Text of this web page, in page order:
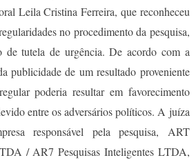
Leila Cristina Ferreira, que reconheceu
no procedimento da pesquisa,
de tutela de urgência. De acordo com a
publicidade de um resultado proveniente
poderia resultar em favorecimento
entre os adversários políticos. A juíza
responsável pela pesquisa, ART
/ AR7 Pesquisas Inteligentes LTDA,